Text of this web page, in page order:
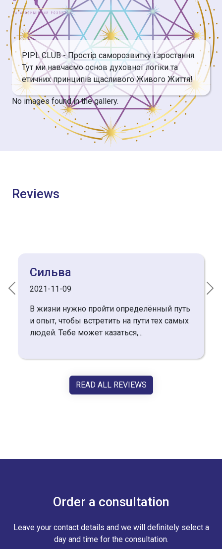
PIPL CLUB - Простір саморозвитку і зростання.
Тут ми навчаємо основ духовної логіки та
етичних принципів щасливого Живого Життя!
No images found in the gallery.
Reviews
irina
2019-04-18
Добрый день, Екатерина! Благодарю
такую искренность и свет! Рада, Вашим
изменениям 😍 Во благо!
Previous
READ ALL REVIEWS
Order a consultation
Leave your contact details and we will definitely select a
day and time for the consultation.